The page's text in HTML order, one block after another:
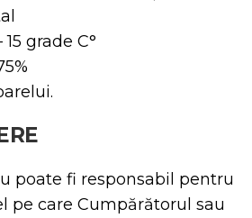
grade C°
poate fi responsabil pentru
pe care Cumpărătorul sau